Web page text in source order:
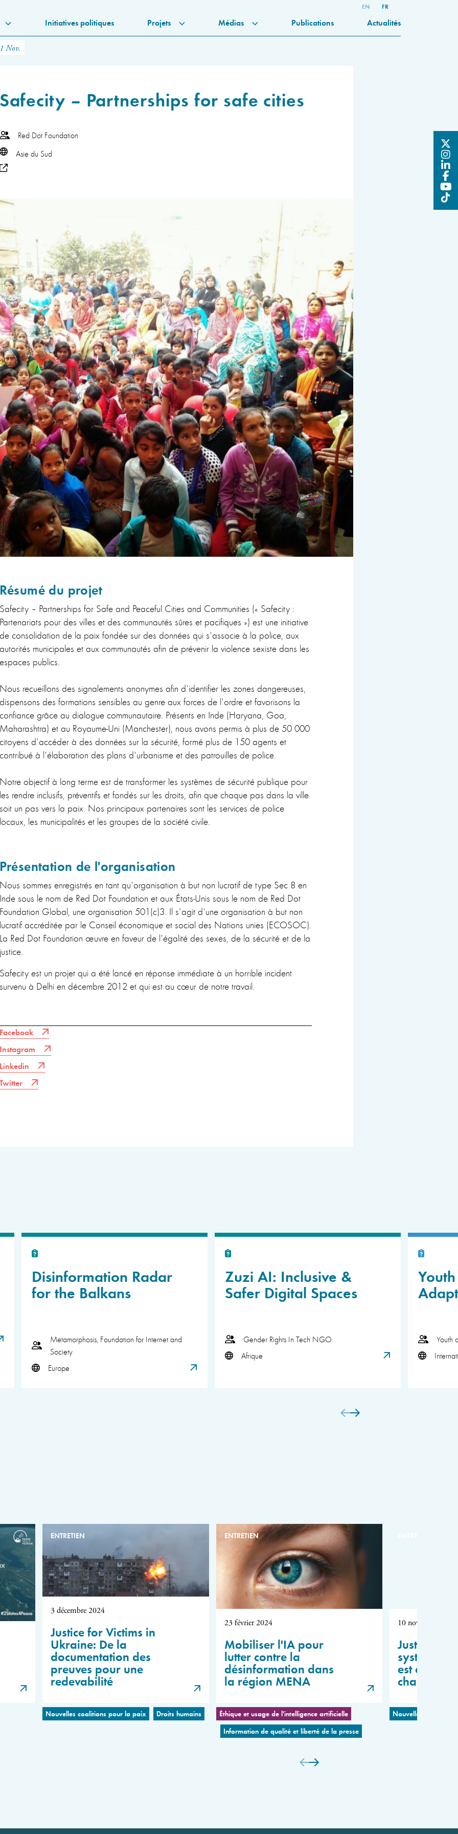
EN FR
Initiatives politiques Projets Médias Publications Actualités
Nov.
– Partnerships for safe cities
Red Dot Foundation
Asie du Sud
du projet
– Partnerships for Safe and Peaceful Cities and Communities (« Safecity :
pour des villes et des communautés sûres et pacifiques ») est une initiative
consolidation de la paix fondée sur des données qui s'associe à la police, aux
municipales et aux communautés afin de prévenir la violence sexiste dans les
publics.
recueillons des signalements anonymes afin d'identifier les zones dangereuses,
des formations sensibles au genre aux forces de l'ordre et favorisons la
grâce au dialogue communautaire. Présents en Inde (Haryana, Goa,
et au Royaume-Uni (Manchester), nous avons permis à plus de 50 000
d'accéder à des données sur la sécurité, formé plus de 150 agents et
à l'élaboration des plans d'urbanisme et des patrouilles de police.
objectif à long terme est de transformer les systèmes de sécurité publique pour
rendre inclusifs, préventifs et fondés sur les droits, afin que chaque pas dans la ville
un pas vers la paix. Nos principaux partenaires sont les services de police
les municipalités et les groupes de la société civile.
de l'organisation
sommes enregistrés en tant qu'organisation à but non lucratif de type Sec 8 en
sous le nom de Red Dot Foundation et aux États-Unis sous le nom de Red Dot
Global, une organisation 501(c)3. Il s'agit d'une organisation à but non
accréditée par le Conseil économique et social des Nations unies (ECOSOC).
Red Dot Foundation œuvre en faveur de l'égalité des sexes, de la sécurité et de la
est un projet qui a été lancé en réponse immédiate à un horrible incident
à Delhi en décembre 2012 et qui est au cœur de notre travail.
Disinformation Radar
for the Balkans
Metamorphosis, Foundation for Internet and
Society
Europe
Zuzi AI: Inclusive &
Safer Digital Spaces
Gender Rights In Tech NGO
Afrique
Youth
ENTRETIEN
3 décembre 2024
Justice for Victims in
Ukraine: De la
documentation des
preuves pour une
redevabilité
Nouvelles coalitions pour la paix Droits humains
ENTRETIEN
23 février 2024
Mobiliser l'IA pour
lutter contre la
désinformation dans
la région MENA
Éthique et usage de l'intelligence artificielle
Information de qualité et liberté de la presse
10 novembre 2023
Justin
système
est devenu
chaotique
Nouvelles coalitions